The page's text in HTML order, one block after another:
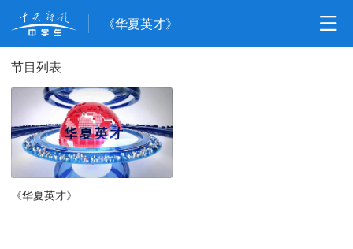
《华夏英才》
节目列表
《华夏英才》